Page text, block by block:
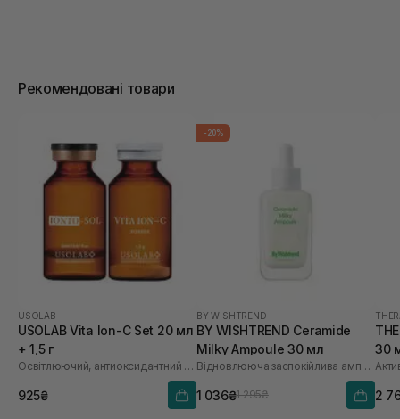
Рекомендовані товари
USOLAB
USOLAB Vita Ion-C Set 20 мл
+ 1,5 г
Освітлюючий, антиоксидантний та омолоджуючий набір
925₴
-20%
BY WISHTREND
BY WISHTREND Ceramide
Milky Ampoule 30 мл
Відновлююча заспокійлива ампула для обличчя
1 036₴1 295₴
30
2